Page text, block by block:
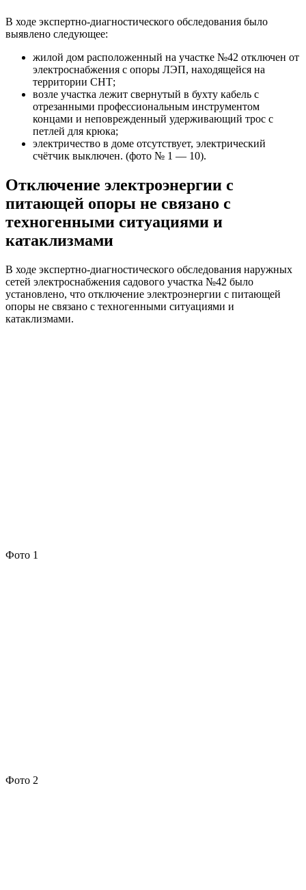
В ходе экспертно-диагностического обследования было
выявлено следующее:
жилой дом расположенный на участке №42 отключен от
электроснабжения с опоры ЛЭП, находящейся на
территории СНТ;
возле участка лежит свернутый в бухту кабель с
отрезанными профессиональным инструментом
концами и неповрежденный удерживающий трос с
петлей для крюка;
электричество в доме отсутствует, электрический
счётчик выключен. (фото № 1 — 10).
Отключение электроэнергии с
питающей опоры не связано с
техногенными ситуациями и
катаклизмами
В ходе экспертно-диагностического обследования наружных
сетей электроснабжения садового участка №42 было
установлено, что отключение электроэнергии с питающей
опоры не связано с техногенными ситуациями и
катаклизмами.
Фото 1
Фото 2